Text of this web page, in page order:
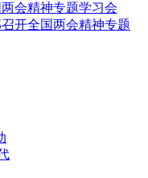
会精神专题学习会
开全国两会精神专题